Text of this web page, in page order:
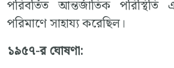
পরিবর্তিত আন্তর্জাতিক
পরিমাণে সাহায্য করেছিল।
১৯৫৭-রঘোষণা: